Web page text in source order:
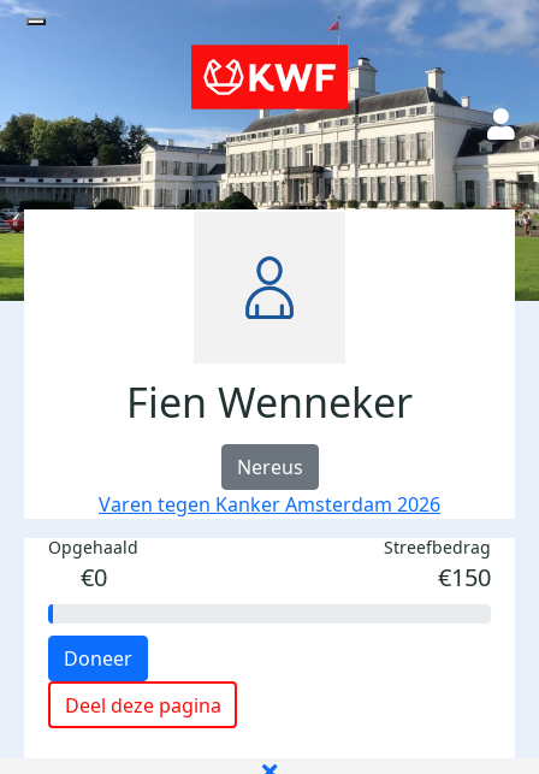
Fien Wenneker
Nereus
Varen tegen Kanker Amsterdam 2026
Opgehaald
€0
Streefbedrag
€150
Doneer
Deel deze pagina